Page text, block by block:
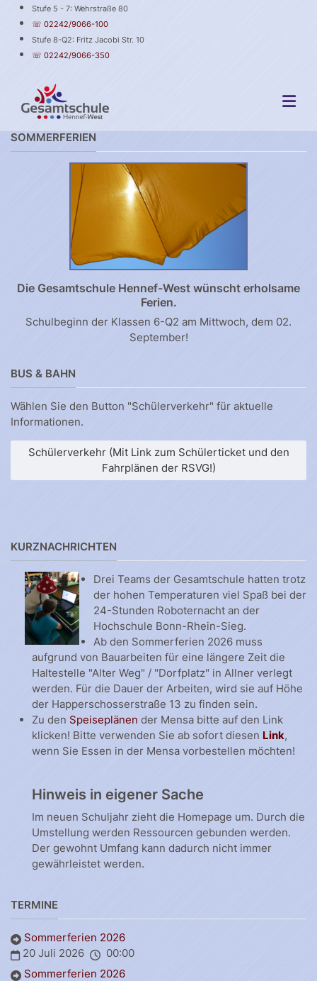
Stufe 5 - 7: Wehrstraße 80
☏ 02242/9066-100
Stufe 8-Q2: Fritz Jacobi Str. 10
☏ 02242/9066-350
SOMMERFERIEN
Die Gesamtschule Hennef-West wünscht erholsame
Ferien.
Schulbeginn der Klassen 6-Q2 am Mittwoch, dem 02.
September!
BUS & BAHN
Wählen Sie den Button "Schülerverkehr" für aktuelle
Informationen.
Schülerverkehr (Mit Link zum Schülerticket und den
Fahrplänen der RSVG!)
KURZNACHRICHTEN
Drei Teams der Gesamtschule hatten trotz
der hohen Temperaturen viel Spaß bei der
24-Stunden Roboternacht an der
Hochschule Bonn-Rhein-Sieg.
Ab den Sommerferien 2026 muss
aufgrund von Bauarbeiten für eine längere Zeit die
Haltestelle "Alter Weg" / "Dorfplatz" in Allner verlegt
werden. Für die Dauer der Arbeiten, wird sie auf Höhe
der Happerschosserstraße 13 zu finden sein.
Zu den Speiseplänen der Mensa bitte auf den Link
klicken! Bitte verwenden Sie ab sofort diesen Link,
wenn Sie Essen in der Mensa vorbestellen möchten!
Hinweis in eigener Sache
Im neuen Schuljahr zieht die Homepage um. Durch die
Umstellung werden Ressourcen gebunden werden.
Der gewohnt Umfang kann dadurch nicht immer
gewährleistet werden.
TERMINE
Sommerferien 2026
20 Juli 2026
00:00
Sommerferien 2026